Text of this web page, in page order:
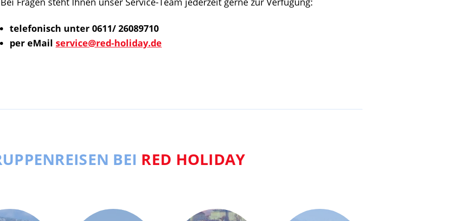
telefonisch unter 0611/ 26089710
per eMail service@red-holiday.de
BEI RED HOLIDAY